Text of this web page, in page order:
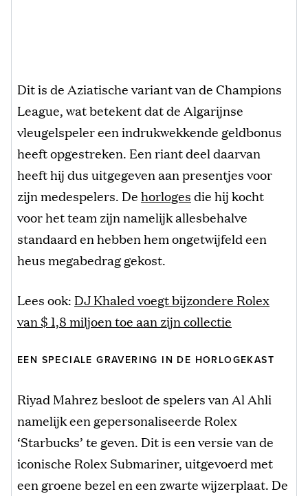
Dit is de Aziatische variant van de Champions
League, wat betekent dat de Algarijnse
vleugelspeler een indrukwekkende geldbonus
heeft opgestreken. Een riant deel daarvan
heeft hij dus uitgegeven aan presentjes voor
zijn medespelers. Dehorlogesdie hij kocht
voor het team zijn namelijk allesbehalve
standaard en hebben hem ongetwijfeld een
heus megabedrag gekost.
Lees ook: DJ Khaled voegt bijzondere Rolex
van $ 1,8 miljoen toe aan zijn collectie
EEN SPECIALE GRAVERING IN DE HORLOGEKAST
Riyad Mahrez besloot de spelers van Al Ahli
namelijk een gepersonaliseerde Rolex
‘Starbucks’ te geven. Dit is een versie van de
iconische Rolex Submariner, uitgevoerd met
een groene bezel en een zwarte wijzerplaat. De